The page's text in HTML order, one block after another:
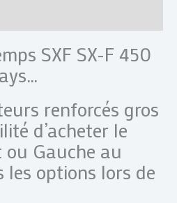
SXF SX-F 450
renforcés gros
d’acheter le
Gauche au
options lors de